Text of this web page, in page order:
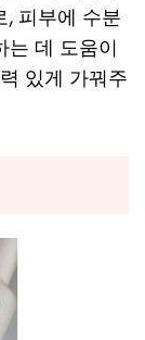
, 피부에 수분
는 데 도움이
있게 가꿔주